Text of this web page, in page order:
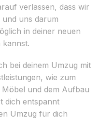
verlassen, dass wir
uns darum
in deiner neuen
kannst.
bei deinem Umzug mit
wie zum
und dem Aufbau
dich entspannt
Umzug für dich